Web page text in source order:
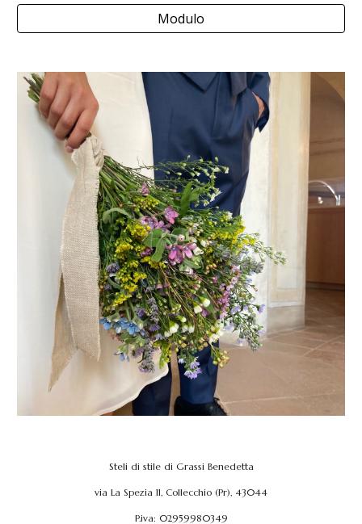
Modulo
Steli di stile di Grassi Benedetta
via La Spezia 11, Collecchio (Pr), 43044
P.iva: 02959980349